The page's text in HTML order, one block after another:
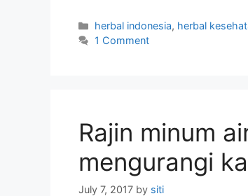
C
a
i
e
s
herbal indonesia, herbal
1 Comment
Rajin minum
mengurangi
July 7, 2017 by siti